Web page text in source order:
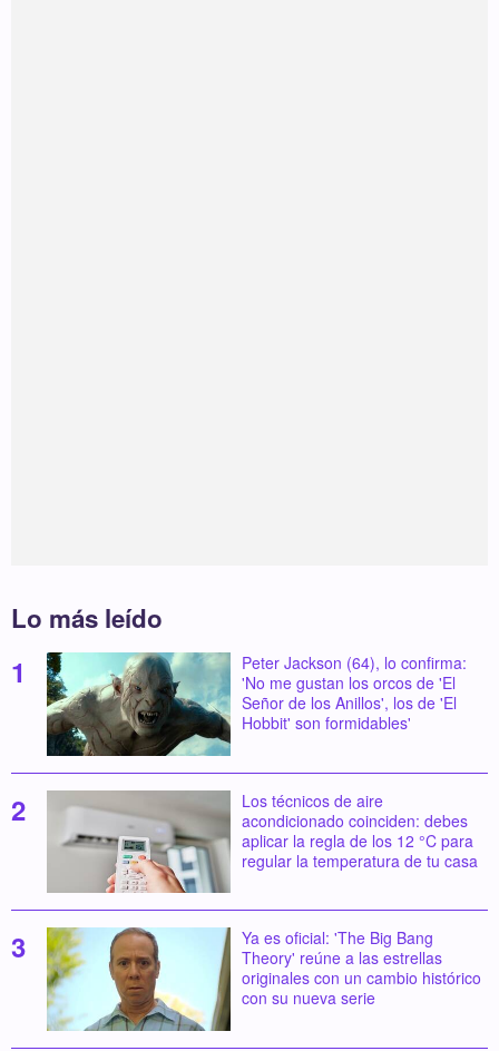
Lo más leído
Peter Jackson (64), lo confirma:
'No me gustan los orcos de 'El
Señor de los Anillos', los de 'El
Hobbit' son formidables'
Los técnicos de aire
acondicionado coinciden: debes
aplicar la regla de los 12 °C para
regular la temperatura de tu casa
Ya es oficial: 'The Big Bang
Theory' reúne a las estrellas
originales con un cambio histórico
con su nueva serie